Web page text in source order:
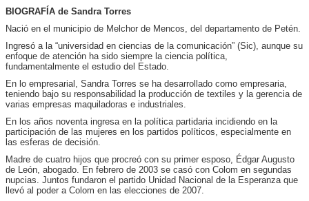
BIOGRAFÍA de Sandra Torres
Nació en el municipio de Melchor de Mencos, del departamento de Petén.
Ingresó a la “universidad en ciencias de la comunicación” (Sic), aunque su
enfoque de atención ha sido siempre la ciencia política,
fundamentalmente el estudio del Estado.
En lo empresarial, Sandra Torres se ha desarrollado como empresaria,
teniendo bajo su responsabilidad la producción de textiles y la gerencia de
varias empresas maquiladoras e industriales.
En los años noventa ingresa en la política partidaria incidiendo en la
participación de las mujeres en los partidos políticos, especialmente en
las esferas de decisión.
Madre de cuatro hijos que procreó con su primer esposo, Édgar Augusto
de León, abogado. En febrero de 2003 se casó con Colom en segundas
nupcias. Juntos fundaron el partido Unidad Nacional de la Esperanza que
llevó al poder a Colom en las elecciones de 2007.